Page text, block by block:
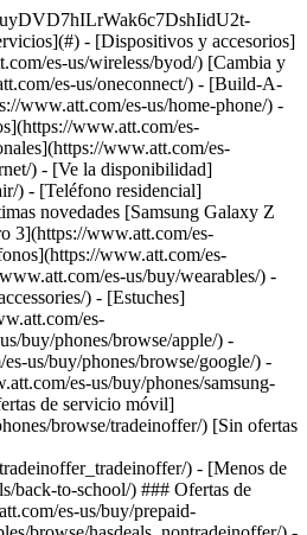
dispositivos](https://www.att.com/es-us/acctmgmt/payment/installmentplandetails) - [Pagar sin iniciar sesión](https://www.att.com/es-us/acctmgmt/fastpmt/fastpay) ### Cuenta - [Cambiar o restablecer contraseña](https://www.att.com/es-us/support/article/my-account/KM1008941/) - [Añade o elimina cuentas](https://www.att.com/es-us/support/article/my-account/KM1008925/) - [Traslada el servicio de internet](https://www.att.com/es-us/help/moving/) - [Ve tus pedidos y reclamaciones](https://www.att.com/es-us/orders/history) - [Más ayuda con la cuenta](https://www.att.com/es-us/support/my-account/) [__La mejor garantía de Estados Unidos__ \ Obtén detalles](https://www.att.com/es-us/why-att/guarantee/) Acciones rápidas [Administrar mi servicio móvil](https://www.att.com/es-us/acctmgmt/mywireless) [Rastrear mi pedido](https://www.att.com/es-us/orders/history) [Añade AT&T International Day Pass](https://www.att.com/es-us/acctmgmt/signin?intent=DEEPLINK&soc=IRRLHDF&level=CAT&source=ILC242589969&wtExtndSource=Megamenu) ### Mi dispositivo - [Verificar mi uso](https://www.att.com/es-us/acctmgmt/usage/mysummary) - [Administra complementos](https://www.att.com/es-us/acctmgmt/wireless/manage-addon) - [Cambiar mi plan](https://www.att.com/es-us/acctmgmt/mywireless/manageplan/) - [Añade una línea](https://www.att.com/es-us/buy/postpaid/?wlsfi=AL) - [Consultar los requisitos de cambio](https://www.att.com/es-us/buy/postpaid/?wlsfi=up) - [Activa un dispositivo móvil](https://www.att.com/es-us/